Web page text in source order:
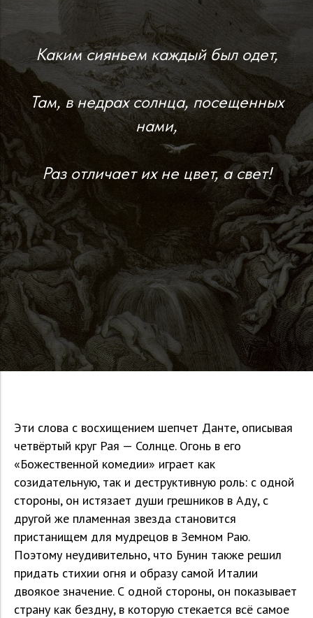
Каким сияньем каждый был одет,
Там, в недрах солнца, посещенных
нами,
Раз отличает их не цвет, а свет!
Эти слова с восхищением шепчет Данте, описывая
четвёртый круг Рая — Солнце. Огонь в его
«Божественной комедии» играет как
созидательную, так и деструктивную роль: с одной
стороны, он истязает души грешников в Аду, с
другой же пламенная звезда становится
пристанищем для мудрецов в Земном Раю.
Поэтому неудивительно, что Бунин также решил
придать стихии огня и образу самой Италии
двоякое значение. С одной стороны, он показывает
страну как бездну, в которую стекается всё самое